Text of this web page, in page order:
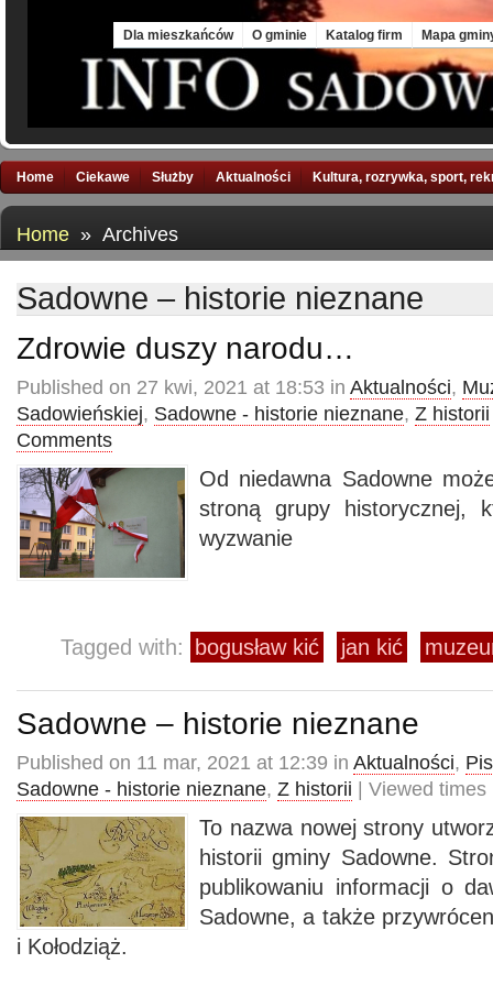
Dla mieszkańców O gminie Katalog firm Mapa
Home Ciekawe Służby Aktualności Kultura, rozrywka, sport,
Home » Archives
Sadowne – historie nieznane
Zdrowie duszy narodu…
Published on 27 kwi, 2021 at 18:53 in Aktualności,
Sadowieńskiej, Sadowne - historie nieznane, Z historii
Comments
Od niedawna Sadowne
stroną grupy historycznej,
wyzwanie
Tagged with: bogusław kić jan kić
Sadowne – historie nieznane
Published on 11 mar, 2021 at 12:39 in Aktualności,
Sadowne - historie nieznane, Z historii | Viewed
To nazwa nowej strony
historii gminy Sadowne.
publikowaniu informacji o
Sadowne, a także
i Kołodziąż.